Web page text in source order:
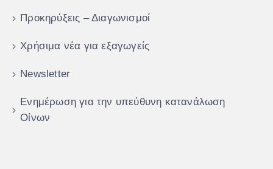
Προκηρύξεις – Διαγωνισμοί
Χρήσιμα νέα για εξαγωγείς
Newsletter
Ενημέρωση για την υπεύθυνη κατανάλωση
Οίνων